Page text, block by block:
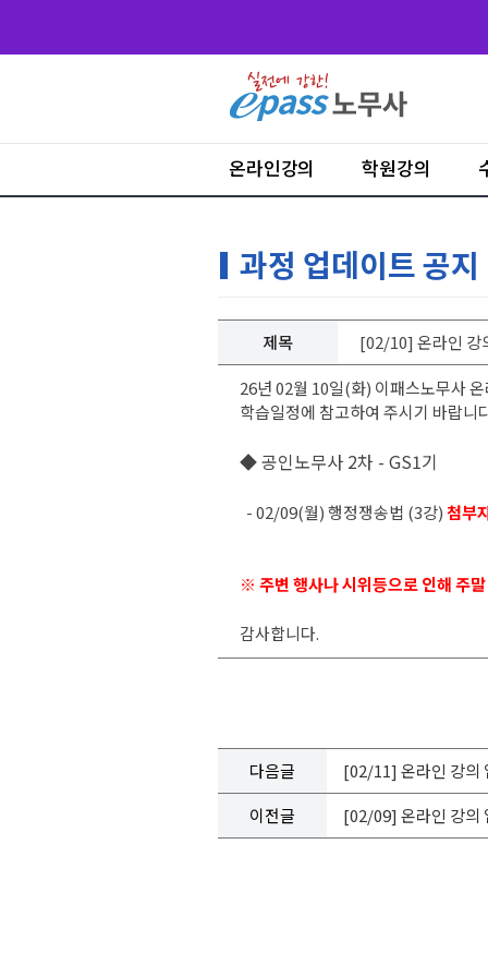
온라인강의 학원강의
과정 업데이트 공지
제목
[02/10] 온라인 강
26년 02월 10일(화) 이패스노무사
학습일정에 참고하여 주시기 바랍니
◆ 공인노무사 2차 - GS1기
- 02/09(월) 행정쟁송법 (3강)첨부
※ 주변 행사나 시위등으로 인해 주
감사합니다.
다음글
[02/11] 온라인 강의
이전글
[02/09] 온라인 강의